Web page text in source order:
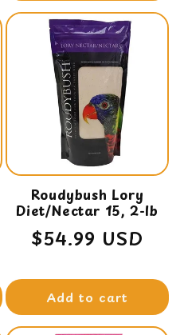
Roudybush Lory
Diet/Nectar 15, 2-lb
Regular
$54.99 USD
Add to cart